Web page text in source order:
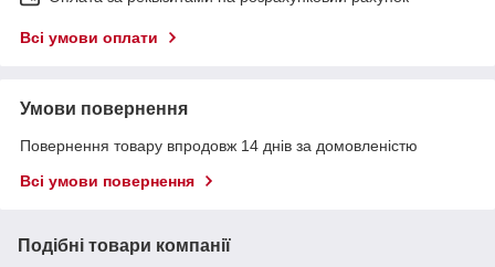
Всі умови оплати
Умови повернення
Повернення товару впродовж 14 днів за домовленістю
Всі умови повернення
Подібні товари компанії